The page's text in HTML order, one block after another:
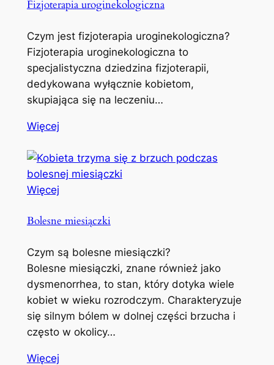
Fizjoterapia uroginekologiczna
Czym jest fizjoterapia uroginekologiczna?
Fizjoterapia uroginekologiczna to
specjalistyczna dziedzina fizjoterapii,
dedykowana wyłącznie kobietom,
skupiająca się na leczeniu…
Więcej
Więcej
Bolesne miesiączki
Czym są bolesne miesiączki?
Bolesne miesiączki, znane również jako
dysmenorrhea, to stan, który dotyka wiele
kobiet w wieku rozrodczym. Charakteryzuje
się silnym bólem w dolnej części brzucha i
często w okolicy…
Więcej